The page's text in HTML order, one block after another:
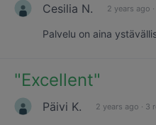
Cesilia N. 2 years ago ·
Palvelu on aina
"Excellent"
Päivi K. 2 years ago · 3